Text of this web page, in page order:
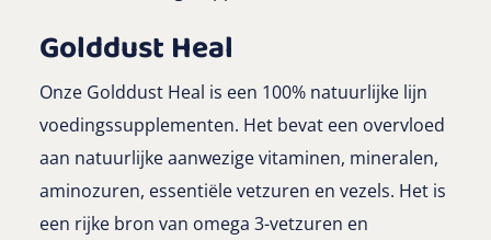
Golddust Heal
Onze Golddust Heal is een 100% natuurlijke lijn
voedingssupplementen. Het bevat een overvloed
aan natuurlijke aanwezige vitaminen, mineralen,
aminozuren, essentiële vetzuren en vezels. Het is
een rijke bron van omega 3-vetzuren en